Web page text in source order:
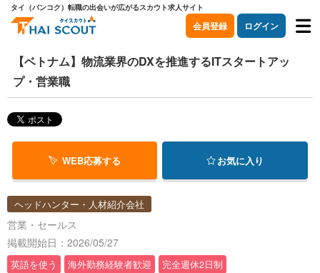
タイ（バンコク）転職の出会いが広がるスカウト求人サイト
会員登録 ログイン
【ベトナム】物流業界のDXを推進するITスタートアッ
プ・営業職
WEB応募する お気に入り
ヘッドハンター・人材紹介会社
営業・セールス
掲載開始日：2026/05/27
英語を使う 海外勤務経験者歓迎 完全週休2日制